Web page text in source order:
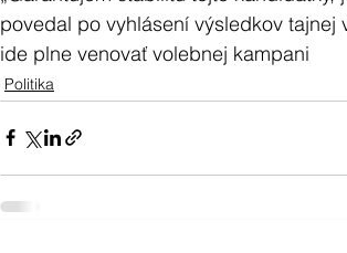
povedal po vyhlásení výsledkov
ide plne venovať volebnej kampani
Politika